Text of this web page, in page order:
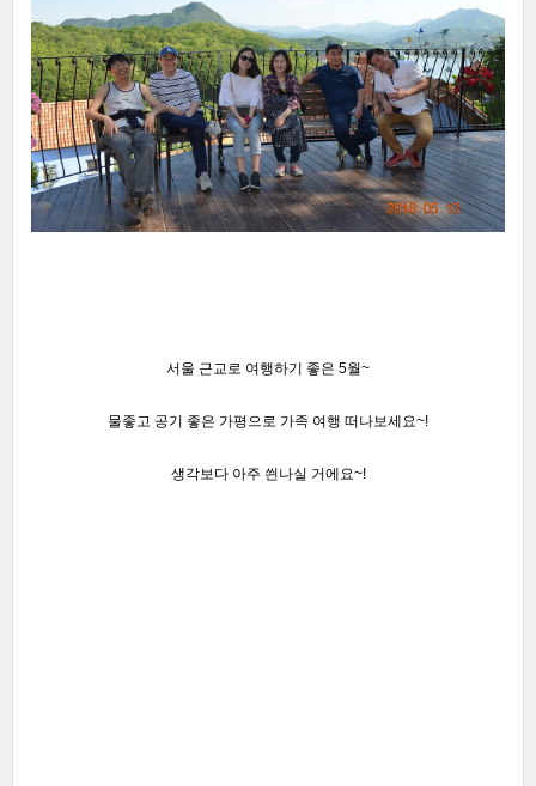
서울 근교로 여행하기 좋은 5월~
물좋고 공기 좋은 가평으로 가족 여행 떠나보세요~!
생각보다 아주 씐나실 거에요~!